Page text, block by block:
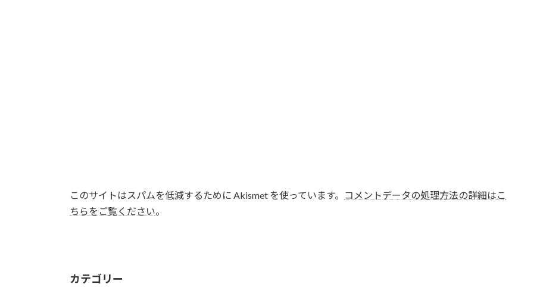
このサイトはスパムを低減するために Akismet を使っています。
コメントデータの処理方法の詳細はこ
ちらをご覧ください。
カテゴリー